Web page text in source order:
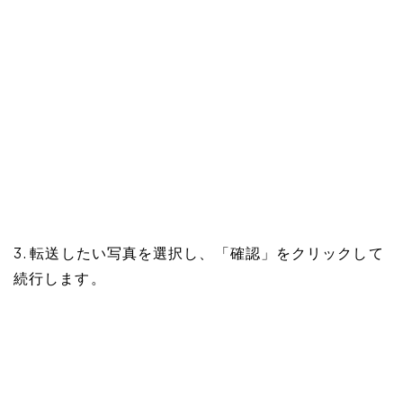
3. 転送したい写真を選択し、「確認」をクリックして
続行します。